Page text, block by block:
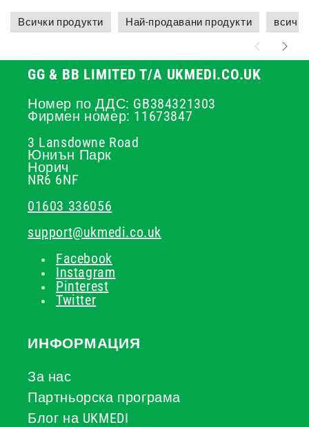
Всички продукти Най-продавани продукти всичко
GG & BB LIMITED T/A UKMEDI.CO.UK
Номер по ДДС: GB384321303
Фирмен номер: 11673847
3 Lansdowne Road
Юниън Парк
Норич
NR6 6NF
01603 336056
support@ukmedi.co.uk
Facebook
Instagram
Pinterest
Twitter
ИНФОРМАЦИЯ
За нас
Партньорска програма
Блог на UKMEDI